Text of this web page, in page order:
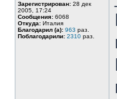
Зарегистрирован: 28 дек
2005, 17:24
Сообщения: 6068
Откуда: Италия
Благодарил (а): 963 раз.
Поблагодарили: 2310 раз.